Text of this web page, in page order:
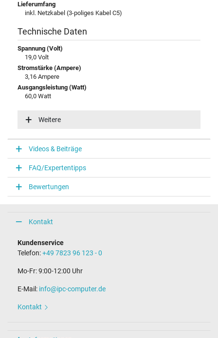
Lieferumfang
inkl. Netzkabel (3-poliges Kabel C5)
Technische Daten
Spannung (Volt)
19,0 Volt
Stromstärke (Ampere)
3,16 Ampere
Ausgangsleistung (Watt)
60,0 Watt
100-240V / 50-60Hz
Notebook Stecker
Steckertyp / -form
rund / 180° gerade
Steckerlänge (mm)
9,5 mm
5,5 mm / 3,3 mm
Länge Anschlusskabel (m) (ca.)
1.75 m
Maße
Länge / Breite / Höhe
Weitere
Videos & Beiträge
FAQ/Expertentipps
Bewertungen
Kontakt
Kundenservice
Telefon:+49 7823 96 123 - 0
Mo-Fr: 9:00-12:00 Uhr
E-Mail: info@ipc-computer.de
Kontakt